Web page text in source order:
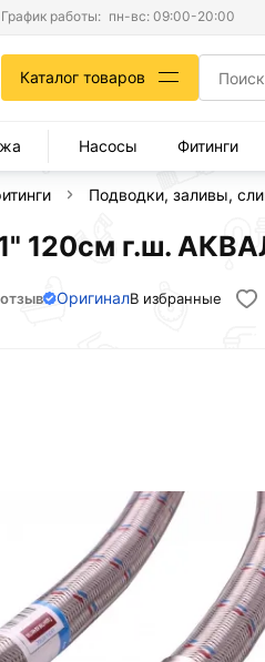
График работы: пн-вс: 09:00-20:00
Каталог товаров
Насосы Фитинги
Подводки, заливы,
1" 120см г.ш.
ОригиналВ избранные